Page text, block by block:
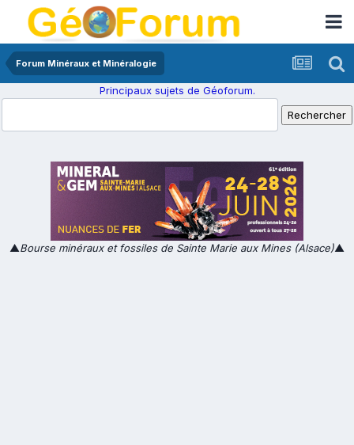
Forum Minéraux et Minéralogie
Principaux sujets de Géoforum.
▲Bourse minéraux et fossiles de Sainte Marie aux Mines (Alsace)▲